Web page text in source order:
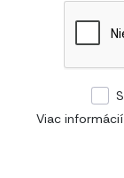
Viac